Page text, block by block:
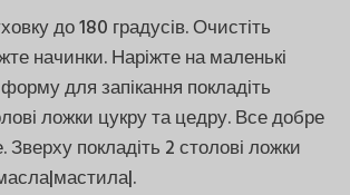
до 180 градусів. Очистіть
начинки. Наріжте на маленькі
для запікання покладіть
ложки цукру та цедру. Все добре
покладіть 2 столові ложки